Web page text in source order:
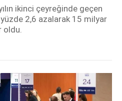
ikinci çeyreğinde geçen
yüzde 2,6 azalarak 15 milyar
oldu.